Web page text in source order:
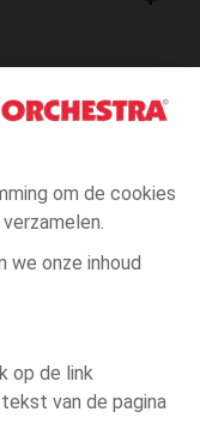
om de cookies
we onze inhoud
op de link
van de pagina
één